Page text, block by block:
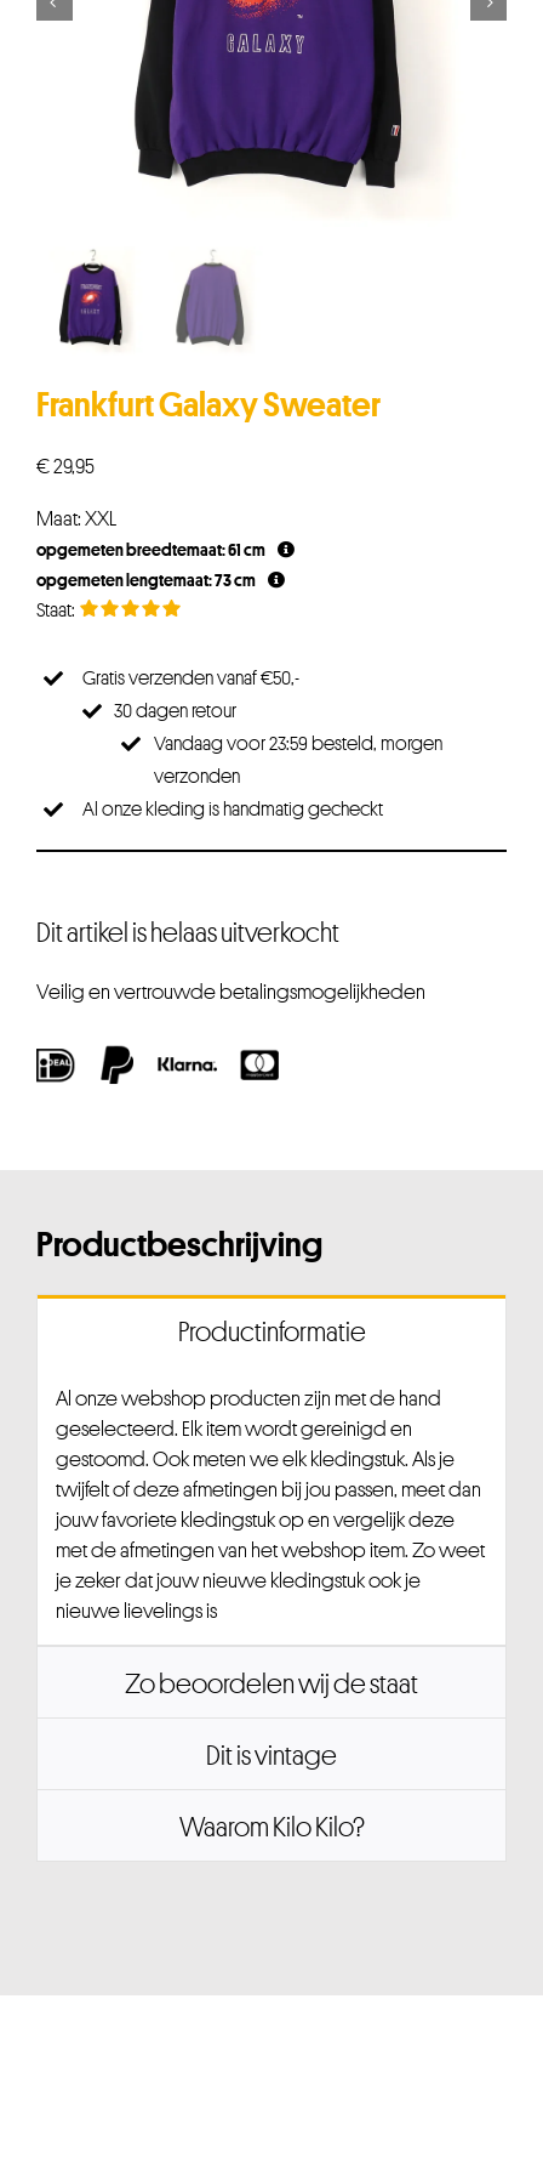
Frankfurt Galaxy Sweater
€29,95
Maat: XXL
opgemeten breedtemaat: 61 cm
opgemeten lengtemaat: 73 cm
Gratis verzenden vanaf €50,-
30 dagen retour
Vandaag voor 23:59 besteld, morgen
verzonden
Al onze kleding is handmatig gecheckt
Dit artikel is helaas uitverkocht
Veilig en vertrouwde betalingsmogelijkheden
Productbeschrijving
Productinformatie
Al onze webshop producten zijn met de hand
geselecteerd. Elk item wordt gereinigd en
gestoomd. Ook meten we elk kledingstuk. Als je
twijfelt of deze afmetingen bij jou passen, meet dan
jouw favoriete kledingstuk op en vergelijk deze
met de afmetingen van het webshop item. Zo weet
je zeker dat jouw nieuwe kledingstuk ook je
nieuwe lievelings is
Zo beoordelen wij de staat
Dit is vintage
Waarom Kilo Kilo?